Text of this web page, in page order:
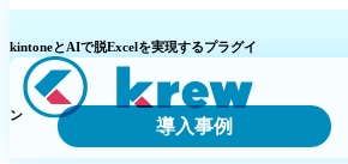
kintoneとAIで脱Excelを実現するプラ
導入事例